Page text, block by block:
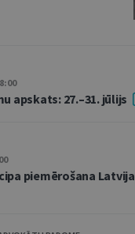
apskats: 27.–31. jūlijs
piemērošana